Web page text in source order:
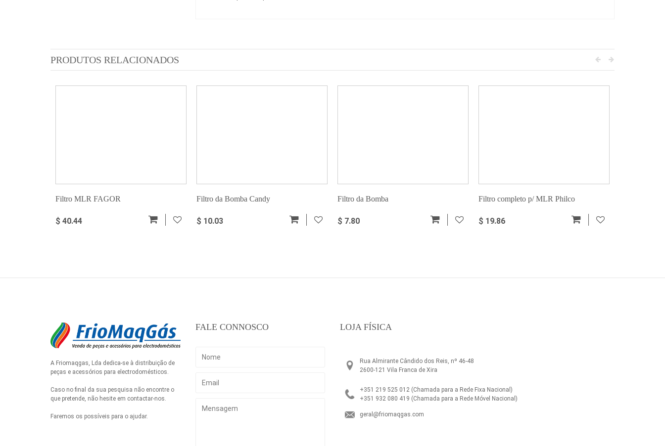
PRODUTOS RELACIONADOS
Filtro MLR FAGOR
$ 40.44
Filtro da Bomba Candy
$ 10.03
Filtro da Bomba
$ 7.80
Filtro completo p/ MLR Philco
$ 19.86
A Friomaqgas, Lda dedica-se à distribuição de
peças e acessórios para electrodomésticos.
Caso no final da sua pesquisa não encontre o
que pretende, não hesite em contactar-nos.
Faremos os possíveis para o ajudar.
FALE CONNOSCO LOJA FÍSICA
Rua Almirante Cândido dos Reis, nº 46-48
2600-121 Vila Franca de Xira
+351 219 525 012 (Chamada para a Rede Fixa Nacional)
+351 932 080 419 (Chamada para a Rede Móvel Nacional)
geral@friomaqgas.com